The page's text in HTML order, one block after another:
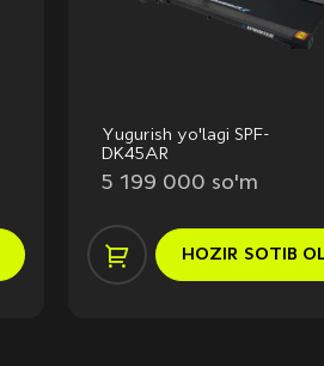
Yugurish yo'lagi SPF-
DK45AR
5 199 000 so'm
HOZIR SOTIB